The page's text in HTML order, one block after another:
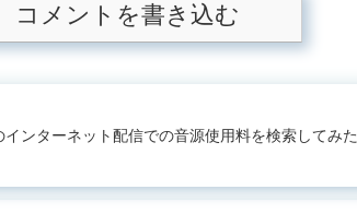
コメントを書き込む
インターネット配信での音源使用料を検索してみた